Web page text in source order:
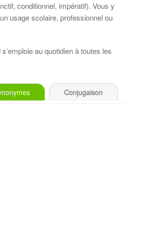
conditionnel, impératif). Vous y
usage scolaire, professionnel ou
au quotidien à toutes les
Conjugaison